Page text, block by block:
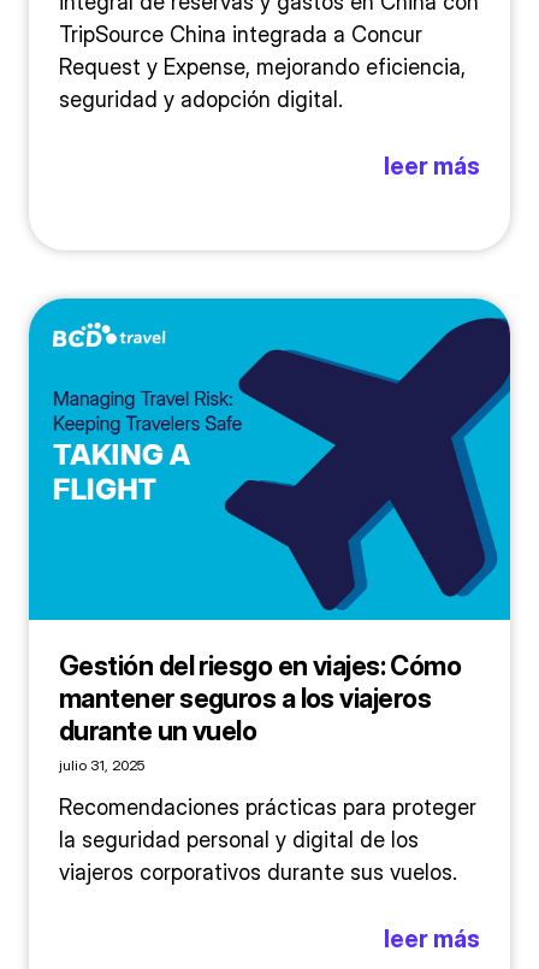
TripSource China integrada a Concur
Request y Expense, mejorando eficiencia,
seguridad y adopción digital.
leer más
Gestión del riesgo en viajes: Cómo
mantener seguros a los viajeros
durante un vuelo
julio 31, 2025
Recomendaciones prácticas para proteger
la seguridad personal y digital de los
viajeros corporativos durante sus vuelos.
leer más